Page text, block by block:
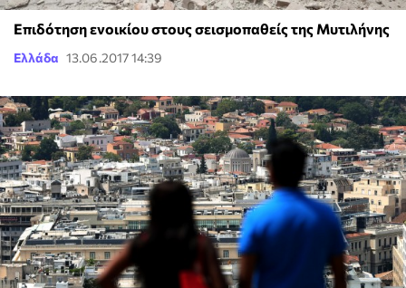
Επιδότηση ενοικίου στους σεισμοπαθείς της Μυτιλήνης
Ελλάδα 13.06.2017 14:39